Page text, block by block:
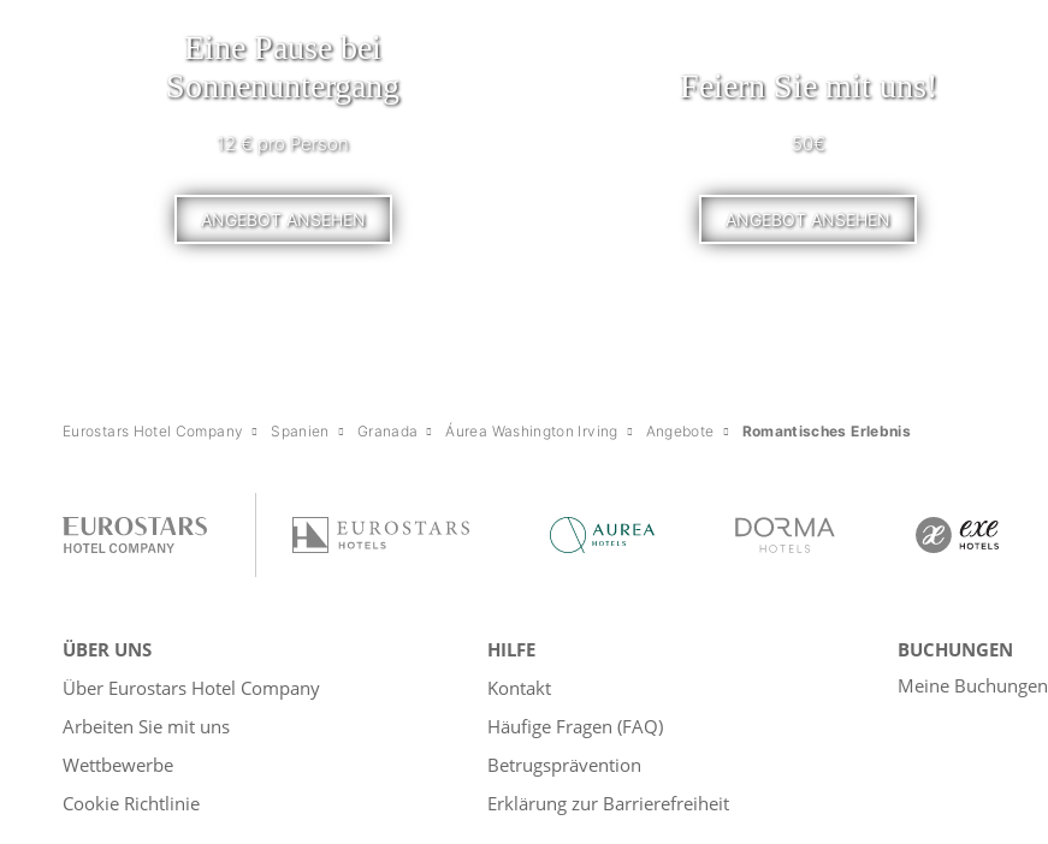
Eine Pause bei
Sonnenuntergang
12 € pro Person
ANGEBOT ANSEHEN
Feiern Sie mit uns!
50€
ANGEBOT ANSEHEN
Eurostars Hotel Company Spanien Granada Áurea Washington Irving Angebote Romantisches Erlebnis
ÜBER UNS
Über Eurostars Hotel Company
Arbeiten Sie mit uns
Wettbewerbe
Cookie Richtlinie
HILFE
Kontakt
Häufige Fragen (FAQ)
Betrugsprävention
Erklärung zur Barrierefreiheit
BUCHUNGEN
Meine Buchungen